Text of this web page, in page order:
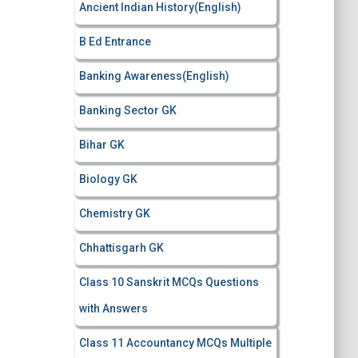
Ancient Indian History(English)
B Ed Entrance
Banking Awareness(English)
Banking Sector GK
Bihar GK
Biology GK
Chemistry GK
Chhattisgarh GK
Class 10 Sanskrit MCQs Questions
with Answers
Class 11 Accountancy MCQs Multiple